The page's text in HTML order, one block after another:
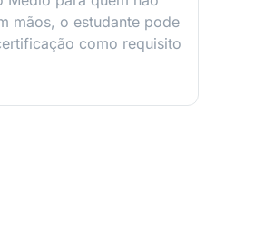
mãos, o estudante pode
como requisito